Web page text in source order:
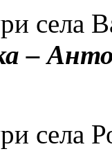
села
–
села